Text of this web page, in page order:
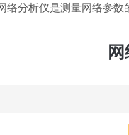
络分析仪是测量网络参数